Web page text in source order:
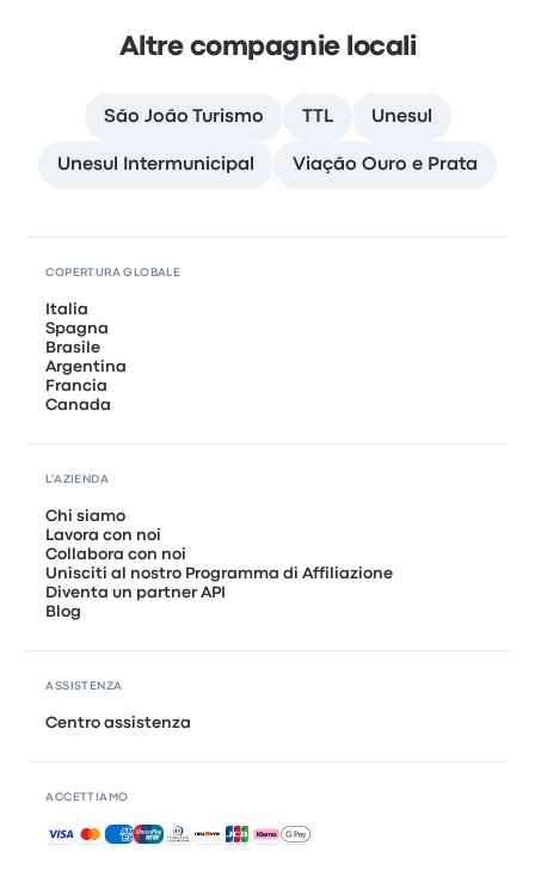
Altre compagnie locali
São João Turismo TTL Unesul
Unesul Intermunicipal Viação Ouro e Prata
COPERTURA GLOBALE
Italia
Spagna
Brasile
Argentina
Francia
Canada
L'AZIENDA
Chi siamo
Lavora con noi
Collabora con noi
Unisciti al nostro Programma di Affiliazione
Diventa un partner API
Blog
ASSISTENZA
Centro assistenza
ACCETTIAMO
Pagamenti accettati